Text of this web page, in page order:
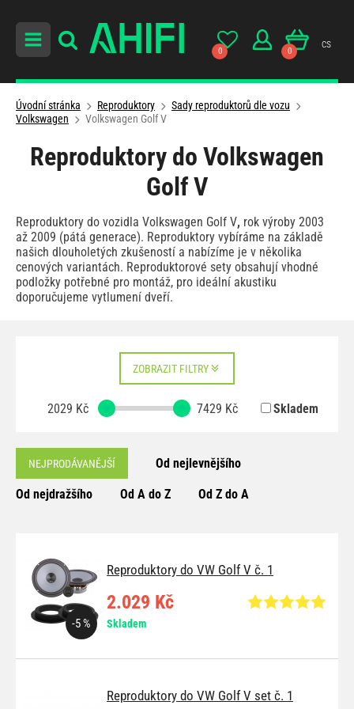
0 0
cs
Úvodní stránka Reproduktory
Sady reproduktorů dle vozu
Volkswagen
Volkswagen Golf V
Reproduktory do Volkswagen
Golf V
Reproduktory do vozidla Volkswagen Golf V, rok výroby 2003
až 2009 (pátá generace). Reproduktory vybíráme na základě
našich dlouholetých zkušeností a nabízíme je v několika
cenových variantách. Reproduktorové sety obsahují vhodné
podložky potřebné pro montáž, pro ideální akustiku
doporučujeme vytlumení dveří.
ZOBRAZIT FILTRY
2029 Kč 7429 Kč Skladem
NEJPRODÁVANĚJŠÍ Od nejlevnějšího
Od nejdražšího Od A do Z Od Z do A
Reproduktory do VW Golf V č. 1
-5 %
2.029 Kč
Skladem
Reproduktory do VW Golf V set č. 1